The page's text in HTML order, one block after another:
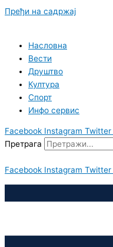
Пређи на садржај
Насловна
Вести
Друштво
Култура
Спорт
Инфо сервис
Facebook Instagram Twitter
Претрага
Facebook Instagram Twitter